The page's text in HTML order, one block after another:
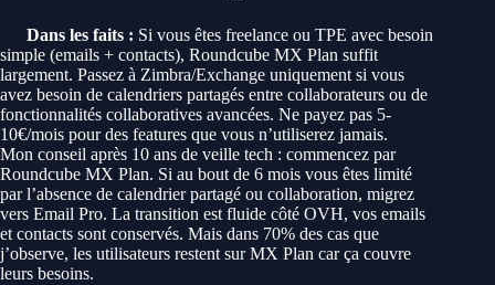
Dans les faits : Si vous êtes freelance ou TPE avec besoin
simple (emails + contacts), Roundcube MX Plan suffit
largement. Passez à Zimbra/Exchange uniquement si vous
avez besoin de calendriers partagés entre collaborateurs ou de
fonctionnalités collaboratives avancées. Ne payez pas 5-
10€/mois pour des features que vous n’utiliserez jamais.
Mon conseil après 10 ans de veille tech : commencez par
Roundcube MX Plan. Si au bout de 6 mois vous êtes limité
par l’absence de calendrier partagé ou collaboration, migrez
vers Email Pro. La transition est fluide côté OVH, vos emails
et contacts sont conservés. Mais dans 70% des cas que
j’observe, les utilisateurs restent sur MX Plan car ça couvre
leurs besoins.